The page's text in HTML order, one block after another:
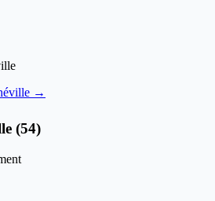
→
(54)